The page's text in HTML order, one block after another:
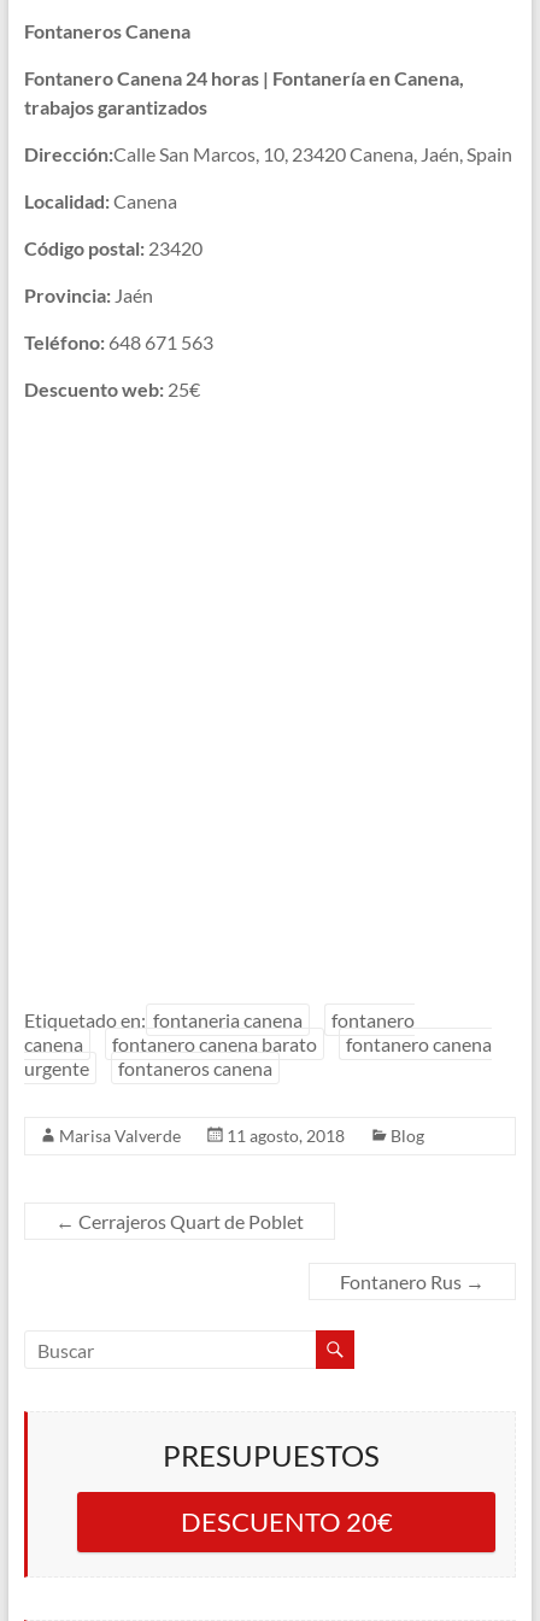
Fontaneros Canena
Fontanero Canena 24 horas | Fontanería en Canena,
trabajos garantizados
Dirección:Calle San Marcos, 10, 23420 Canena, Jaén, Spain
Localidad:Canena
Código postal:23420
Provincia:Jaén
Teléfono:648 671 563
Descuento web:25€
Etiquetado en: fontaneria canena
fontanero
canena
fontanero canena barato
fontanero canena
urgente
fontaneros canena
Marisa Valverde 11 agosto, 2018 Blog
← Cerrajeros Quart de Poblet
Fontanero Rus →
PRESUPUESTOS
DESCUENTO 20€